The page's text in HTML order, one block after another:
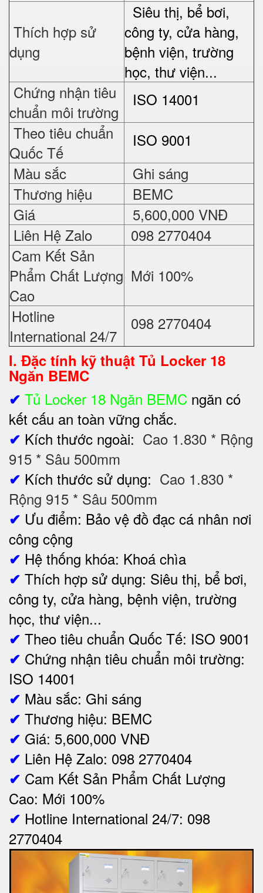
Thích hợp sử
dụng
Siêu thị, bể bơi,
công ty, cửa hàng,
bệnh viện, trường
học, thư viện...
Chứng nhận tiêu
chuẩn môi trường
ISO 14001
Theo tiêu chuẩn
Quốc Tế
ISO 9001
Màu sắc
Ghi sáng
Thương hiệu
BEMC
Giá
5,600,000 VNĐ
Liên Hệ Zalo
098 2770404
Cam Kết Sản
Phẩm Chất Lượng
Cao
Mới 100%
Hotline
International 24/7
098 2770404
I. Đặc tính kỹ thuật Tủ Locker 18
Ngăn BEMC
✔ Tủ Locker 18 Ngăn BEMC ngăn có
kết cấu an toàn vững chắc.
✔ Kích thước ngoài: Cao 1.830 * Rộng
915 * Sâu 500mm
✔ Kích thước sử dụng: Cao 1.830 *
Rộng 915 * Sâu 500mm
✔ Ưu điểm: Bảo vệ đồ đạc cá nhân nơi
công cộng
✔ Hệ thống khóa: Khoá chìa
✔ Thích hợp sử dụng: Siêu thị, bể bơi,
công ty, cửa hàng, bệnh viện, trường
học, thư viện...
✔ Theo tiêu chuẩn Quốc Tế: ISO 9001
✔ Chứng nhận tiêu chuẩn môi trường:
ISO 14001
✔ Màu sắc: Ghi sáng
✔ Thương hiệu: BEMC
✔ Giá: 5,600,000 VNĐ
✔ Liên Hệ Zalo: 098 2770404
✔ Cam Kết Sản Phẩm Chất Lượng
Cao: Mới 100%
✔ Hotline International 24/7: 098
2770404